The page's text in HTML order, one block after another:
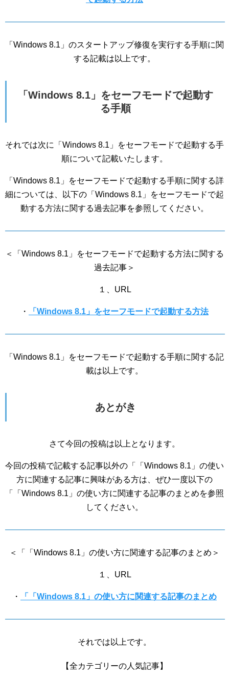
「Windows 8.1」のスタートアップ修復を実行する手順に関
する記載は以上です。
「Windows 8.1」をセーフモードで起動す
る手順
それでは次に「Windows 8.1」をセーフモードで起動する手
順について記載いたします。
「Windows 8.1」をセーフモードで起動する手順に関する詳
細については、以下の「Windows 8.1」をセーフモードで起
動する方法に関する過去記事を参照してください。
＜「Windows 8.1」をセーフモードで起動する方法に関する
過去記事＞
１、URL
・ 「Windows 8.1」をセーフモードで起動する方法
「Windows 8.1」をセーフモードで起動する手順に関する記
載は以上です。
あとがき
さて今回の投稿は以上となります。
今回の投稿で記載する記事以外の「「Windows 8.1」の使い
方に関連する記事に興味がある方は、ぜひ一度以下の
「「Windows 8.1」の使い方に関連する記事のまとめを参照
してください。
＜「「Windows 8.1」の使い方に関連する記事のまとめ＞
１、URL
・ 「「Windows 8.1」の使い方に関連する記事のまとめ
それでは以上です。
【全カテゴリーの人気記事】